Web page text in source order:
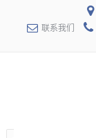
联系我们